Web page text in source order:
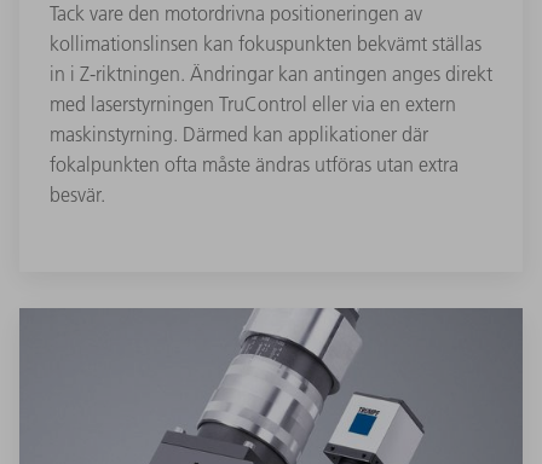
Tack vare den motordrivna positioneringen av
kollimationslinsen kan fokuspunkten bekvämt ställas
in i Z-riktningen. Ändringar kan antingen anges direkt
med laserstyrningen TruControl eller via en extern
maskinstyrning. Därmed kan applikationer där
fokalpunkten ofta måste ändras utföras utan extra
besvär.